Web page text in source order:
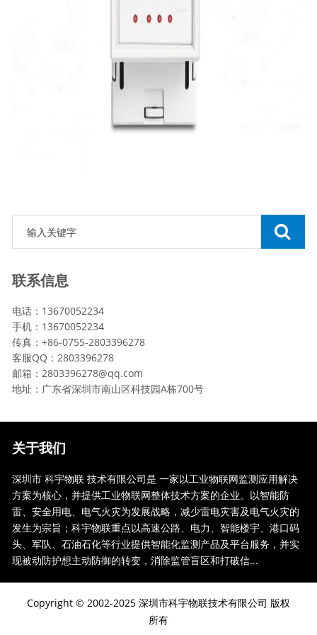
联系信息
电话：13670052234
手机：13670052234
传真：+86-0755-2803396278
客服QQ：2803396278
邮箱：2803396278@qq.com
地址：广东省深圳市南山区科技园A栋700号
关于我们
深圳市 科宇物联 技术有限公司是 一家以工业物联网监测应用解决
方案为核心，并提供工业物联网整体技术方案的企业。以智能防
雷、安全用电、电气火灾为发展战略，减少雷电灾害及电气火灾的
发生为宗旨；科宇物联重点以高速公路、电力、智能楼宇、港口码
头、军队、石油石化等行业提供智能化监测产品及平台服务，并实
现被动防护想主动防御的转变，消除监管盲区和打破信...
Copyright © 2002-2025 深圳市科宇物联技术有限公司 版权
所有